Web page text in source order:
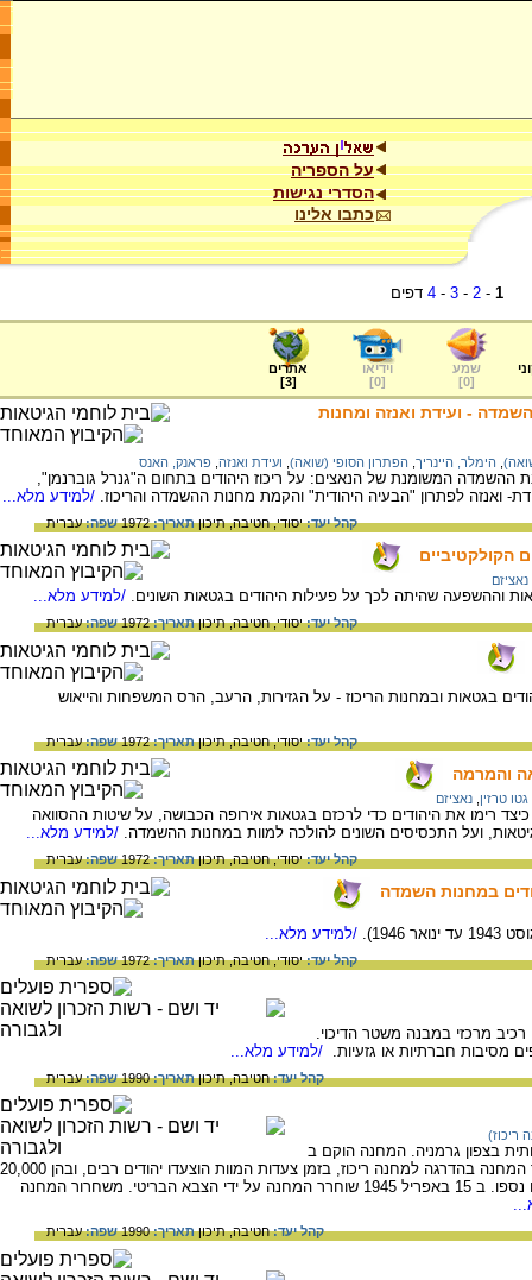
על הספריה
הסדרי נגישות
כתבו אלינו
1
-
2
-
3
-
4 דפים
שמע
[
0
]
וידיאו
[
0
]
אתרים
[
3
]
- ועידת ואנזה ומחנות
הימלר, היינריך הפתרון הסופי (שואה) ועידת ואנזה פראנק, האנס
ההשמדה המשומנת של הנאצים: על ריכוז היהודים בתחום ה"גנרל גוברנמן",
ואנזה לפתרון "הבעיה היהודית" והקמת מחנות ההשמדה והריכוז. /למידע מלא...
קהל יעד:יסודי,חטיבה,תיכוןתאריך:1972 שפה:עברית
הקולקטיביים
נאציזם
וההשפעה שהיתה לכך על פעילות היהודים בגטאות השונים. /למידע מלא...
קהל יעד:יסודי,חטיבה,תיכוןתאריך:1972 שפה:עברית
בגטאות ובמחנות הריכוז - על הגזירות, הרעב, הרס המשפחות והייאוש
קהל יעד:יסודי,חטיבה,תיכוןתאריך:1972 שפה:עברית
והמרמה
גטו טרזין נאציזם
רימו את היהודים כדי לרכזם בגטאות אירופה הכבושה, על שיטות ההסוואה
ועל התכסיסים השונים להולכה למוות במחנות ההשמדה. /למידע מלא...
קהל יעד:יסודי,חטיבה,תיכוןתאריך:1972 שפה:עברית
במחנות השמדה
/למידע מלא...
קהל יעד:יסודי,חטיבה,תיכוןתאריך:1972 שפה:עברית
מרכזי במבנה משטר הדיכוי.
מסיבות חברתיות או גזעיות.
/למידע מלא...
קהל יעד:חטיבה,תיכוןתאריך:1990 שפה:עברית
ריכוז)
בצפון גרמניה. המחנה הוקם ב
1943 וכלל 5 מחנות משנה. במרס 1944 הפך המחנה בהדרגה למחנה ריכוז, בזמן צעדות המוות הוצעדו יהודים רבים, ובהן 20,000
נשים, המחנה לא נערך לקליטתם ורבים מהם נספו. ב 15 באפריל 1945 שוחרר המחנה על ידי הצבא הבריטי. משחרור המחנה
קהל יעד:חטיבה,תיכוןתאריך:1990 שפה:עברית